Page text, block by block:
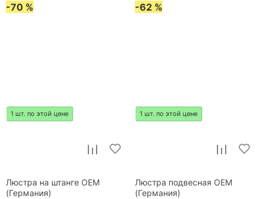
-70 %
1 шт. по этой цене
Люстра на штанге OEM
(Германия)
-62 %
1 шт. по этой цене
Люстра подвесная OEM
(Германия)